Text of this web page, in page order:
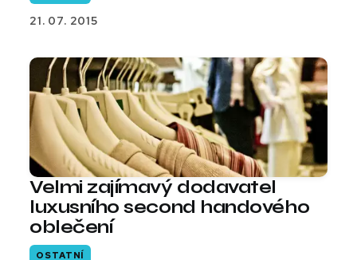
21. 07. 2015
Velmi zajímavý dodavatel
luxusního second handového
oblečení
OSTATNÍ